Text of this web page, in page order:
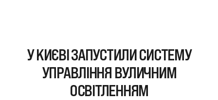
У КИЄВІ ЗАПУСТИЛИ СИСТЕМУ
УПРАВЛІННЯ ВУЛИЧНИМ
ОСВІТЛЕННЯМ